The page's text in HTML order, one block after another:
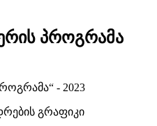
პროგრამა
- 2023
გრაფიკი